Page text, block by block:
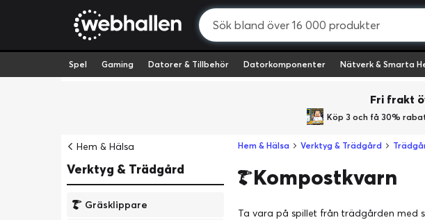
Spel Gaming Datorer & Tillbehör Datorkomponenter Nätverk & Smarta
Fri frakt
Köp 3 och få 30%
Hem & Hälsa
Verktyg & Trädgård
Gräsklippare
Hem & Hälsa Verktyg & Trädgård
Kompostkvarn
Ta vara på spillet från trädgården med